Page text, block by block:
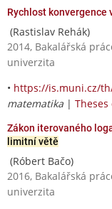
Rychlost konvergence
(Rastislav Rehák)
2014, Bakalářská
univerzita
• https://is.muni.cz/
matematika |
Zákon iterovaného
limitní větě
(Róbert Bačo)
2016, Bakalářská
univerzita